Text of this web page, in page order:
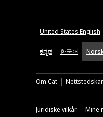
United States English
ಕನ್ನಡ 한국어 Norsk
Om Cat
Juridiske vilkår Mine